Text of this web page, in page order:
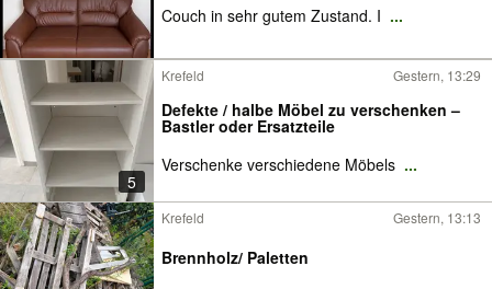
Couch in sehr gutem Zustand. I ...
5
Krefeld Gestern, 13:29
Defekte / halbe Möbel zu verschenken –
Bastler oder Ersatzteile
Verschenke verschiedene Möbels ...
Krefeld Gestern, 13:13
Brennholz/ Paletten